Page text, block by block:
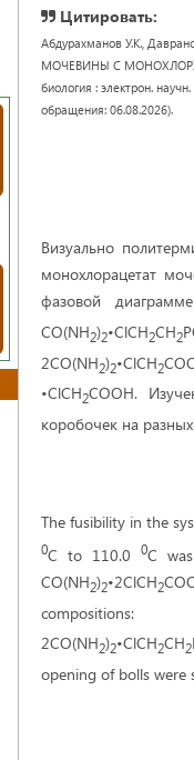
Цитировать:
Абдурахманов У.К.,
МОЧЕВИНЫ С
биология : электрон.
обращения: 06.08.2026).
Визуально
монохлорацетат
фазовой
CO(NH2)2•ClCH2CH2
2CO(NH2)2•ClCH2
•ClCH2COOH.
коробочек на
The fusibility in the
0С to 110.0 0С
CO(NH2)2•2ClCH2
2CO(NH2)2•ClCH2CH2
opening of bolls were